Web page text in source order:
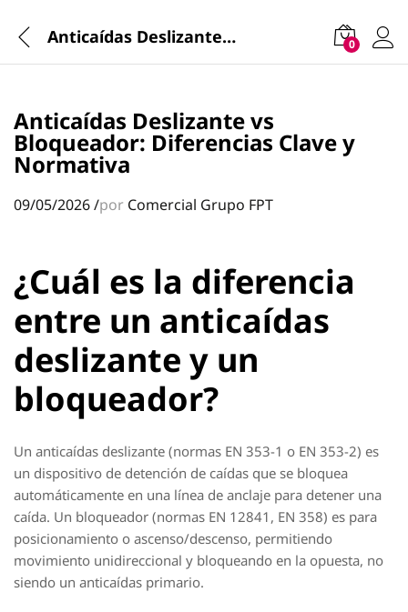
Anticaídas Deslizante vs Bloqueador: Diferencias Clave y Normativa 0
Anticaídas Deslizante vs
Bloqueador: Diferencias Clave y
Normativa
09/05/2026/por Comercial Grupo FPT
¿Cuál es la diferencia
entre un anticaídas
deslizante y un
bloqueador?
Un anticaídas deslizante (normas EN 353-1 o EN 353-2) es
un dispositivo de detención de caídas que se bloquea
automáticamente en una línea de anclaje para detener una
caída. Un bloqueador (normas EN 12841, EN 358) es para
posicionamiento o ascenso/descenso, permitiendo
movimiento unidireccional y bloqueando en la opuesta, no
siendo un anticaídas primario.